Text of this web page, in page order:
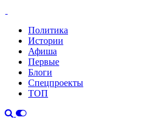
Политика
Истории
Афиша
Первые
Блоги
Спецпроекты
ТОП